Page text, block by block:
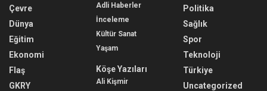
Çevre
Dünya
Eğitim
Ekonomi
Flaş
GKRY
Adli Haberler
İnceleme
Kültür Sanat
Yaşam
Köşe Yazıları
Ali Kişmir
Politika
Sağlık
Spor
Teknoloji
Türkiye
Uncategorized